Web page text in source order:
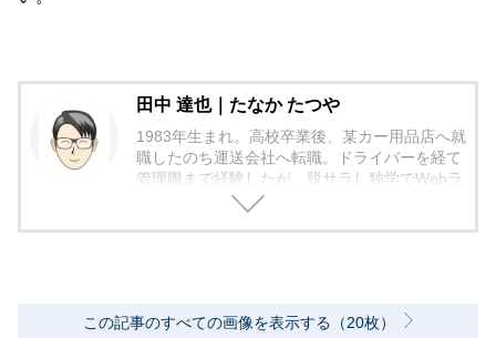
田中 達也｜たなか たつや
1983年生まれ。高校卒業後、某カー用品店へ就
職したのち運送会社へ転職。ドライバーを経て
管理職まで経験したが、脱サラし独学でWebラ
イティングを習得。その後フリーランスの道
この記事のすべての画像を表示する（20枚）